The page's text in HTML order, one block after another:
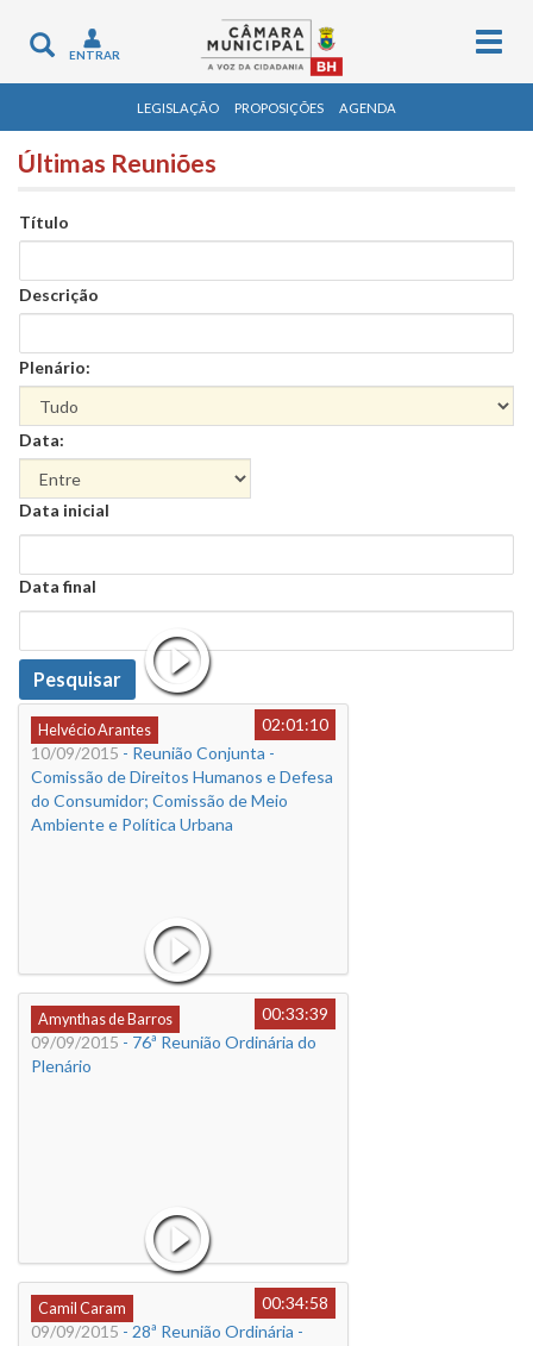
Toggle
navigation
ENTRAR
LEGISLAÇÃO PROPOSIÇÕES AGENDA
Últimas Reuniões
Título
Descrição
Plenário:
Data:
Data
Data inicial
Data
Data final
Data
Pesquisar
Helvécio Arantes
02:01:10
10/09/2015 - Reunião Conjunta -
Comissão de Direitos Humanos e Defesa
do Consumidor; Comissão de Meio
Ambiente e Política Urbana
Amynthas de Barros
00:33:39
09/09/2015 - 76ª Reunião Ordinária do
Plenário
Camil Caram
00:34:58
09/09/2015 - 28ª Reunião Ordinária -